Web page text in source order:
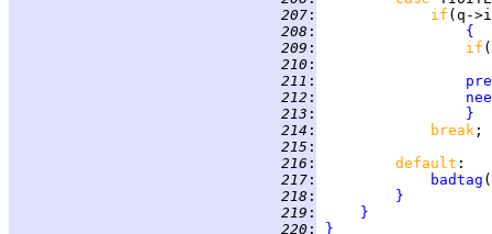
207 :
if
208 :
{
209 : if (
210 :
211 :
212 :
213 :
}
214 : break
215 :
216 : default
217 : badtag (
218 :
}
219 :
}
220 :
}